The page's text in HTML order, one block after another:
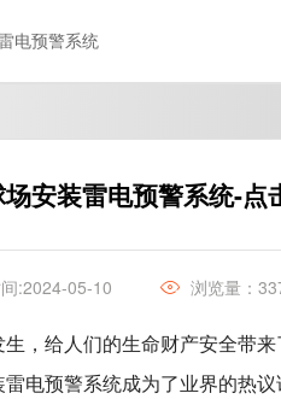
电预警系统
安装雷电预警系统-点
:2024-05-10 浏览量：
，给人们的生命财产安全带
电预警系统成为了业界的热